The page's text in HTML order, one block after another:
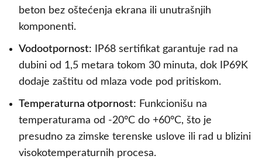
beton bez oštećenja ekrana ili unutrašnjih
komponenti.
Vodootpornost: IP68 sertifikat garantuje rad na
dubini od 1,5 metara tokom 30 minuta, dok IP69K
dodaje zaštitu od mlaza vode pod pritiskom.
Temperaturna otpornost: Funkcionišu na
temperaturama od -20°C do +60°C, što je
presudno za zimske terenske uslove ili rad u blizini
visokotemperaturnih procesa.